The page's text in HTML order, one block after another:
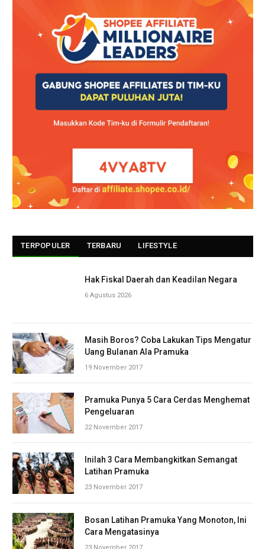
TERPOPULER TERBARU LIFESTYLE
Hak Fiskal Daerah dan Keadilan Negara
6 Agustus 2026
Masih Boros? Coba Lakukan Tips Mengatur
Uang Bulanan Ala Pramuka
19 November 2017
Pramuka Punya 5 Cara Cerdas Menghemat
Pengeluaran
22 November 2017
Inilah 3 Cara Membangkitkan Semangat
Latihan Pramuka
23 November 2017
Bosan Latihan Pramuka Yang Monoton, Ini
Cara Mengatasinya
23 November 2017